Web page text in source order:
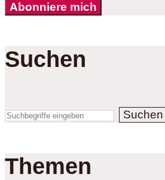
Abonniere mich
Suchen
Suchen
Themen